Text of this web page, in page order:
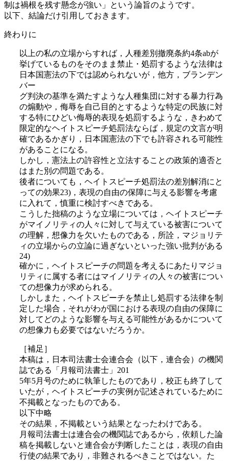
制は禍根を残す懸念が強い」という論旨のようです。
以下、結論だけ引用しておきます。
終わりに
以上の私の立場からすれば，人種差別撤廃条約4条abが
挙げているものをそのまま禁止・処罰するような法律は
日本国憲法の下では認められないが，他方，ブランデン
バー
グ判決の基準を満たすような人種集団に対する暴力行為
の煽動や，侮辱を自己目的とするような特定の民族に対
する特にひどい侮辱的表現を処罰するような，きわめて
限定的なヘイトスピーチ処罰法ならば，規定の文言が明
確であるかぎり，日本国憲法の下でも許容される可能性
があることになる。
しかし，憲法上の許容性と立法することの政策的適否と
はまた別の問題である。
後者についても，ヘイトスピーチ処罰法の差別解消にと
っての効果23)，表現の自由の保障に与える影響を考慮
に入れて，慎重に検討すべきである。
こうした拙稿のような立場については，ヘイトスピーチ
がマイノリティの人々に対して与えている被害について
の理解，想像力を欠いたものである，所詮，マジョリテ
ィの立場からの立論に過ぎないといった強い批判がある
24)
確かに，ヘイトスピーチの問題を考えるにあたりマジョ
リティに属する者にはマイノリティの人々の被害につい
ての想像力が求められる。
しかしまた，ヘイトスピーチを禁止し処罰する法律を制
定した場合，それがわが国における表現の自由の保障に
対してどのような影響を与える可能性があるかについて
の想像力も必要ではないだろうか。
［補足］
本稿は，日本司法書士会連合会（以下，連合会）の機関
誌である「月報司法書士」201
5年5月号のために執筆したものであり，校正も終了して
いたが，ヘイトスピーチの実例が記述されているために
不掲載となったものである。
以下中略
その結果，不掲載という結果となったわけである。
月報司法書士は連合会の機関誌であるから，依頼した論
稿を掲載しないと連合会が判断したことは，表現の自由
行使の結果であり，非難されるべきことではない。た